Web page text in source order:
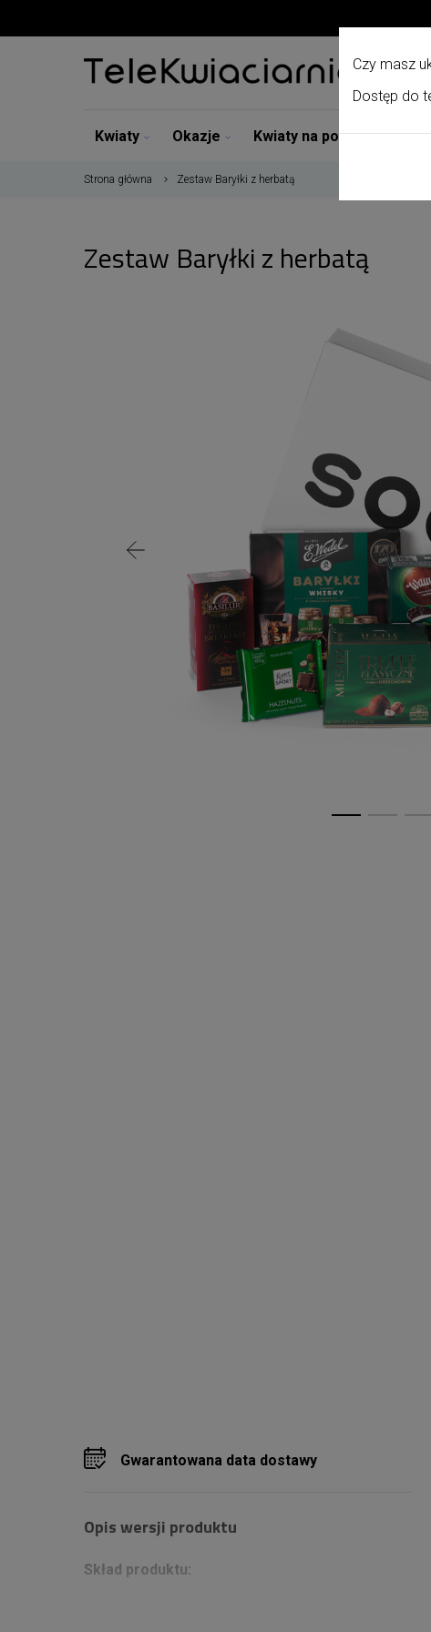
Kwiaty Okazje Kwiaty na pogrzeb
Strona główna Zestaw Baryłki z herbatą
Zestaw Baryłki z herbatą
Gwarantowana data dostawy
Opis wersji produktu
Skład produktu:
Czy masz
Dostęp do